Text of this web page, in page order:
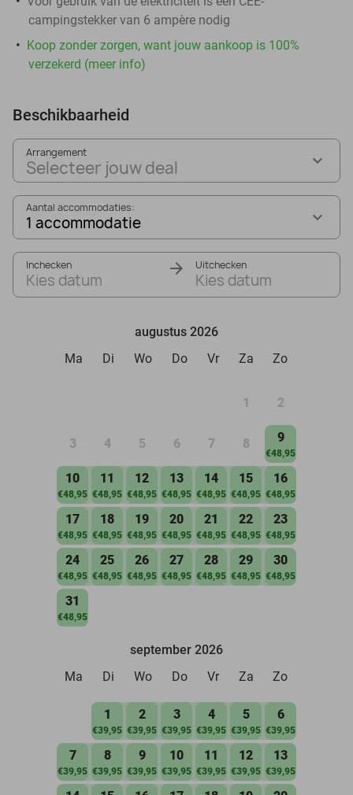
campingstekker van 6 ampère nodig
Koop zonder zorgen, want jouw aankoop is 100%
verzekerd (meer info)
Beschikbaarheid
Arrangement
Selecteer jouw deal
Aantal accommodaties:
1 accommodatie
Inchecken
Kies datum
Uitchecken
Kies datum
augustus 2026
Ma
Di Wo Do Vr Za Zo
1 2
3 4 5 6 7 8 9
€48,95
10
€48,95
11
€48,95
12
€48,95
13
€48,95
14
€48,95
15
€48,95
16
€48,95
17
€48,95
18
€48,95
19
€48,95
20
€48,95
21
€48,95
22
€48,95
23
€48,95
24
€48,95
25
€48,95
26
€48,95
27
€48,95
28
€48,95
29
€48,95
30
€48,95
31
€48,95
september 2026
Ma
Di Wo Do Vr Za Zo
1
€39,95
2
€39,95
3
€39,95
4
€39,95
5
€39,95
6
€39,95
7
€39,95
8
€39,95
9
€39,95
10
€39,95
11
€39,95
12
€39,95
13
€39,95